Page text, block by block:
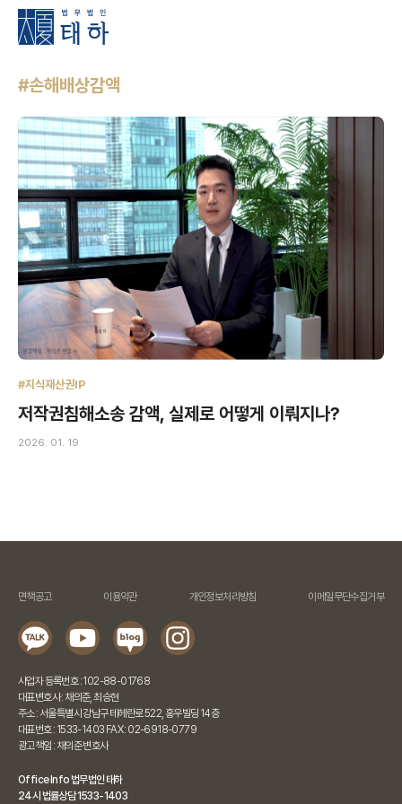
#손해배상감액
#지식재산권IP
저작권침해소송 감액, 실제로 어떻게 이뤄지나?
2026. 01. 19
면책공고 이용약관 개인정보처리방침 이메일무단수집거부
사업자 등록번호 : 102-88-01768
대표변호사 : 채의준, 최승현
주소 : 서울특별시 강남구 테헤란로 522, 홍우빌딩 14층
대표번호 : 1533-1403 FAX : 02-6918-0779
광고책임 : 채의준 변호사
Office Info 법무법인 태하
24시 법률상담 1533-1403